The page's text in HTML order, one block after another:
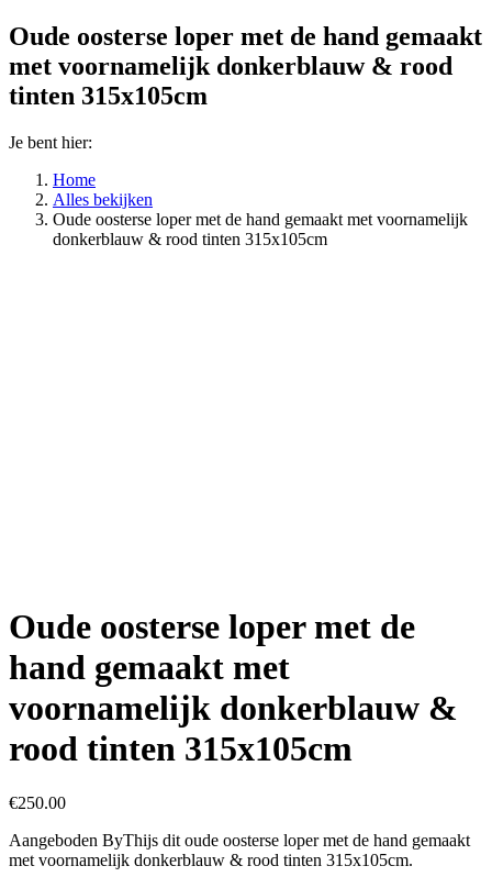
Oude oosterse loper met de hand gemaakt
met voornamelijk donkerblauw & rood
tinten 315x105cm
Je bent hier:
Home
Alles bekijken
Oude oosterse loper met de hand gemaakt met voornamelijk
donkerblauw & rood tinten 315x105cm
Oude oosterse loper met de
hand gemaakt met
voornamelijk donkerblauw &
rood tinten 315x105cm
€250.00
Aangeboden ByThijs dit oude oosterse loper met de hand gemaakt
met voornamelijk donkerblauw & rood tinten 315x105cm.